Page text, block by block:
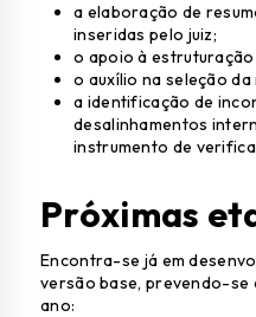
a elaboração de
inseridas pelo juiz;
o apoio à
o auxílio na seleção
a identificação de
desalinhamentos
instrumento de
Próximas
Encontra-se já em
versão base, prevendo-se
ano: